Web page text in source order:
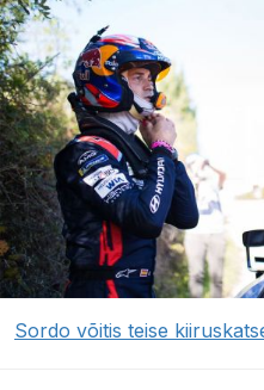
Sordo võitis teise